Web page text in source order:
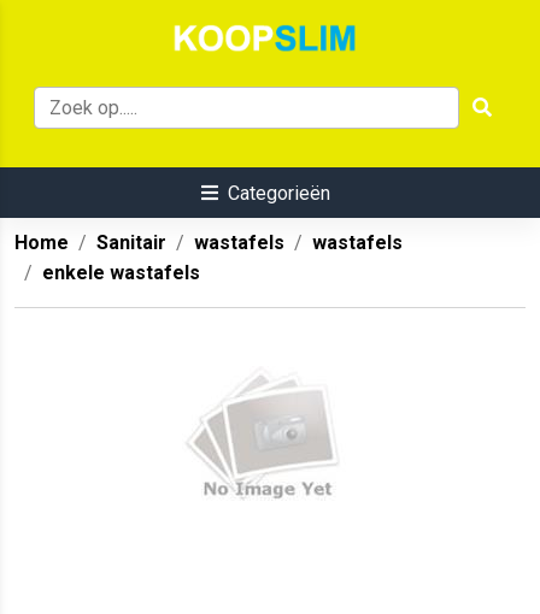
Categorieën
Home Sanitair wastafels
wastafels
enkele wastafels